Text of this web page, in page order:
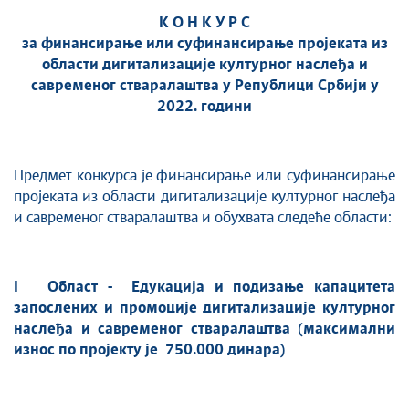
К О Н К У Р С
за финансирање или суфинансирање проjеката из
области дигитализације културног наслеђа и
савременог стваралаштва у Републици Србиjи у
2022. години
Предмет конкурса jе финансирање или суфинансирање
пројеката из области дигитализације културног наслеђа
и савременог стваралаштва и обухвата следеће области:
Област - Едукација и подизање капацитета
запослених и промоције дигитализације културног
наслеђа и савременог стваралаштва
(максимални
износ по пројекту је 750.000 динара)